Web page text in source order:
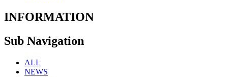
INFORMATION
Sub Navigation
ALL
NEWS